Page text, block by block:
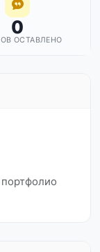
0
ОСТАВЛЕНО
портфолио